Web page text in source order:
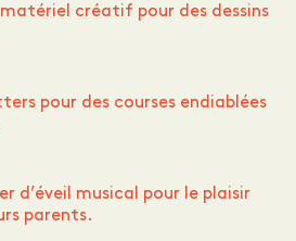
matériel créatif pour des dessins
pour des courses endiablées
d’éveil musical pour le plaisir
parents.